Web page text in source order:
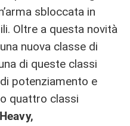
sbloccata in
Oltre a questa novità
nuova classe di
di queste classi
potenziamento e
quattro classi